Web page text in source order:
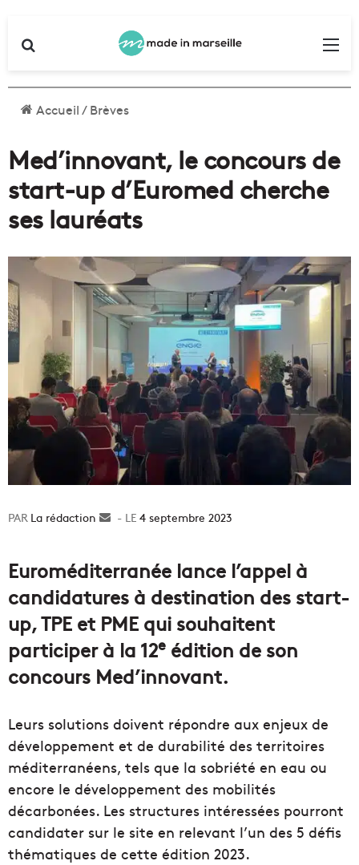
Accueil/Brèves
Med’innovant, le concours de
start-up d’Euromed cherche
ses lauréats
La rédaction
Envoyer4 septembre 2023
Euroméditerranée lance l’appel à
candidatures à destination des start-
up, TPE et PME qui souhaitent
participer à la 12e édition de son
concours Med’innovant.
Leurs solutions doivent répondre aux enjeux de
développement et de durabilité des territoires
méditerranéens, tels que la sobriété en eau ou
encore le développement des mobilités
décarbonées. Les structures intéressées pourront
candidater sur le site en relevant l’un des 5 défis
thématiques de cette édition 2023.